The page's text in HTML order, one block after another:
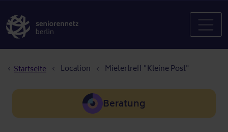
Startseite Location Mietertreff "Kleine Post"
Beratung